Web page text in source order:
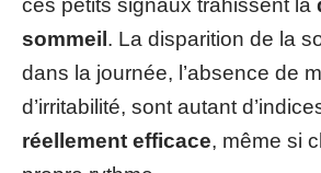
sommeil. La disparition de la
dans la journée, l’absence de
d’irritabilité, sont autant
réellement efficace, même si